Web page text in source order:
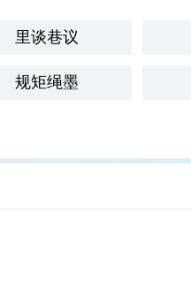
里谈巷议
规矩绳墨